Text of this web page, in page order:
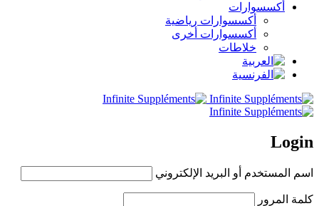
أكسسوارات
أكسسوارات رياضية
أكسسوارات أخرى
خلاطات
Login
اسم المستخدم أو البريد الإلكتروني
كلمة المرور